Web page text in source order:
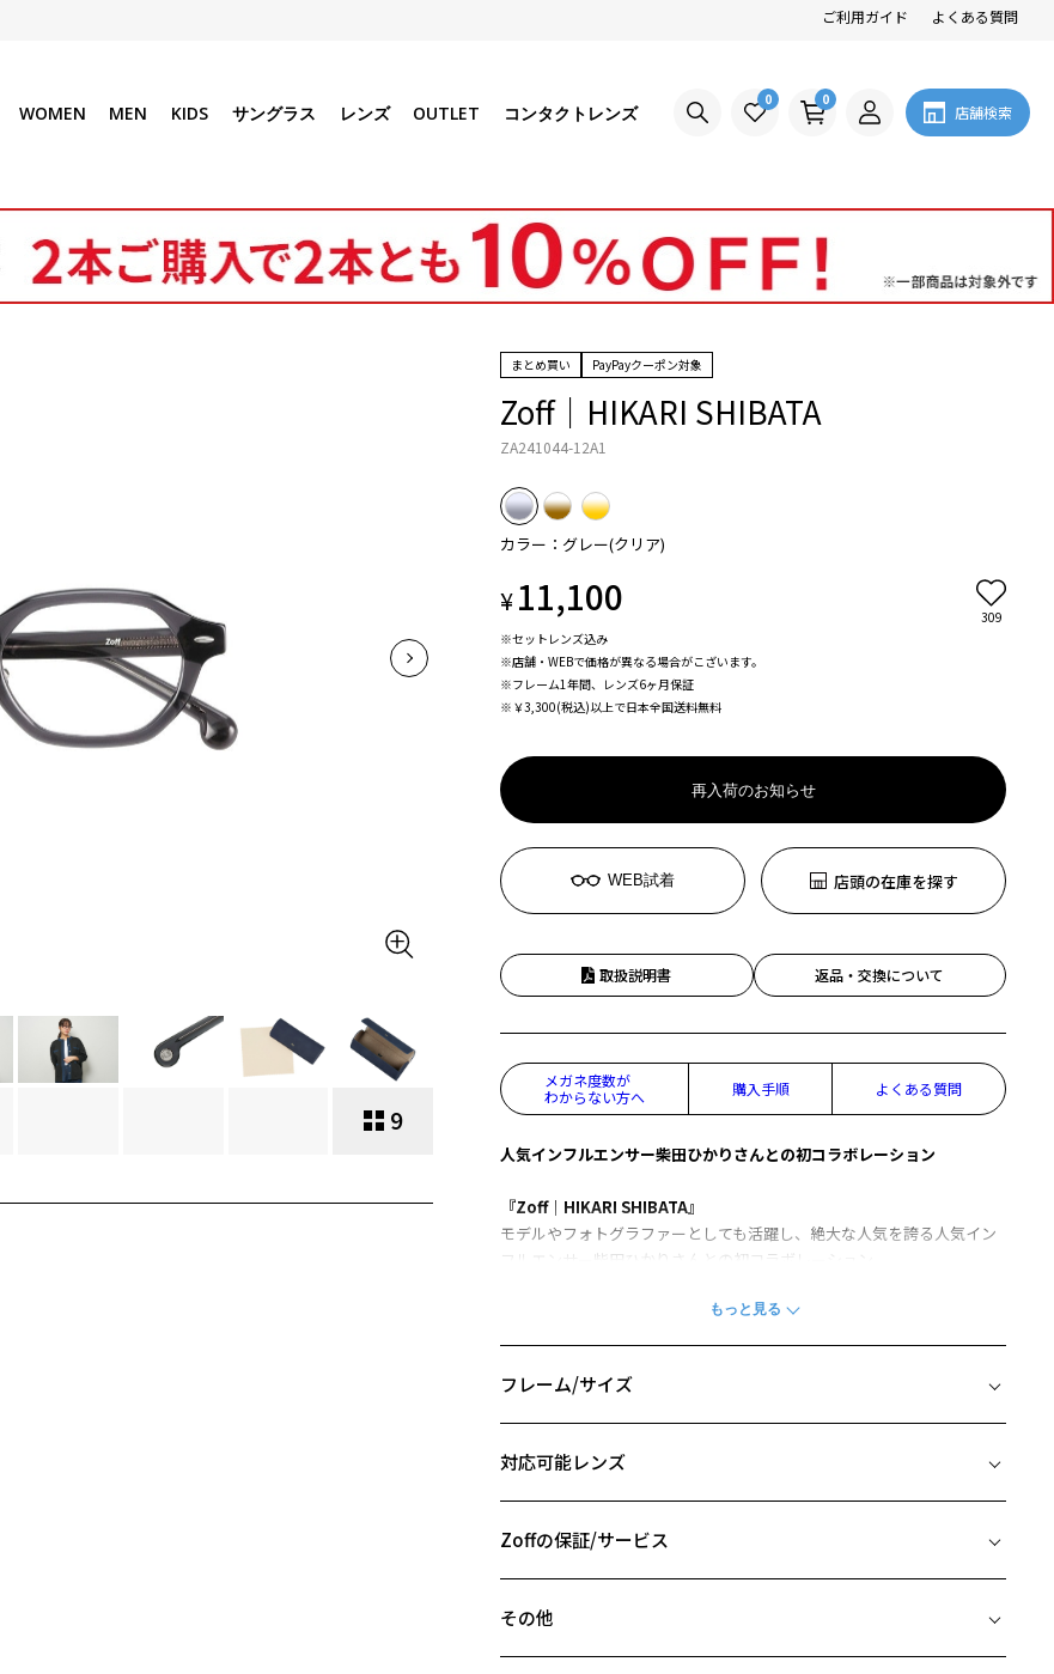
ご利用ガイド よくある質問
WOMEN MEN KIDS サングラス レンズ OUTLET コンタクトレンズ
0 0
店舗検索
9
まとめ買い PayPayクーポン対象
Zoff｜HIKARI SHIBATA
ZA241044-12A1
カラー：グレー(クリア)
¥11,100 309
※セットレンズ込み
※店舗・WEBで価格が異なる場合がこざいます。
※フレーム1年間、レンズ6ヶ月保証
※￥3,300(税込)以上で日本全国送料無料
再入荷のお知らせ
WEB試着 店頭の在庫を探す
取扱説明書 返品・交換について
メガネ度数が
わからない方へ
購入手順 よくある質問
人気インフルエンサー柴田ひかりさんとの初コラボレーション
『Zoff｜HIKARI SHIBATA』
モデルやフォトグラファーとしても活躍し、絶大な人気を誇る人気イン
フルエンサー柴田ひかりさんとの初コラボレーション。
め。秋コーデのアクセントに最適なラインアップ。
ややボリュームがある多角形型を横長サイズにデザイン。かけるだけで
コーデのアクセントに。
【付属品】オリジナルメガネケースとメガネ拭き付き
シンプルながらも高級感あるネイビーを基調としたケースと、イニシャ
【柴田ひかり(Hikari Shibata)】
じめとするSNSで発信し、絶大な人気を誇る。
また、モデル活動に加えてフォトグラファーとしての一面も併せ持ち、
フレーム/サイズ
B ブリッジ(鼻部分)の横幅：22mm
対応可能レンズ
フレームとレンズの合計料金を知りたい方へ
Zoffの保証/サービス
その他